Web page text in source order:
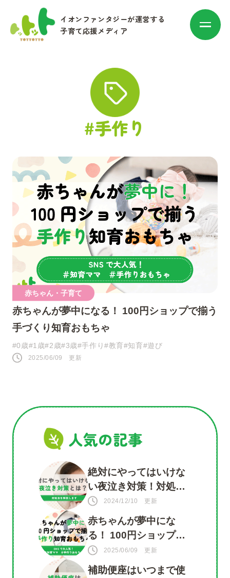
イオンファンタジーが運営する
子育て応援メディア
カテゴリ別に探す
マネー
お出かけ・トレンド
その他
人気のキーワード
#0歳 #寝かしつけ
#1歳 #行事・イベント #赤ちゃん
#育児の不安
#パパ #夜泣き
SNS
このページをシェアする
ツイート
シェア
LINE
#手作り
赤ちゃん・子育て
赤ちゃんが夢中になる！ 100円ショップで揃う
手づくり知育おもちゃ
#0歳#1歳#2歳#3歳#手作り#教育#知育#遊び
2025/06/09 更新
人気の記事
絶対にやってはいけな
い夜泣き対策！対処法
を知って赤ちゃんもマ
マも安心
2024/12/10 更新
赤ちゃんが夢中にな
る！ 100円ショップで
揃う 手づくり知育おも
ちゃ
2025/06/09 更新
補助便座はいつまで使